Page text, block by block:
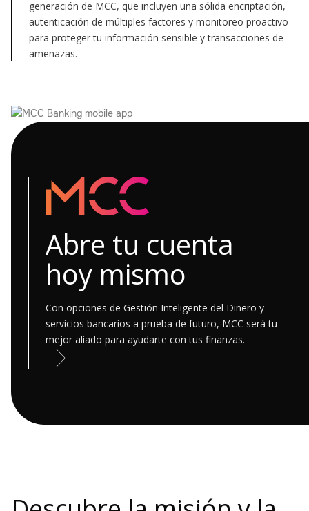
generación de MCC, que incluyen una sólida encriptación,
autenticación de múltiples factores y monitoreo proactivo
para proteger tu información sensible y transacciones de
amenazas.
Abre tu cuenta
hoy mismo
Con opciones de Gestión Inteligente del Dinero y
servicios bancarios a prueba de futuro, MCC será tu
mejor aliado para ayudarte con tus finanzas.
